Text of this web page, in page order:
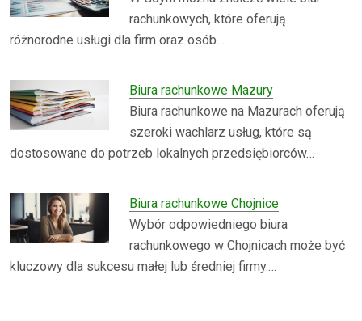
rachunkowych, które oferują
różnorodne usługi dla firm oraz osób…
Biura rachunkowe Mazury
Biura rachunkowe na Mazurach oferują
szeroki wachlarz usług, które są
dostosowane do potrzeb lokalnych przedsiębiorców…
Biura rachunkowe Chojnice
Wybór odpowiedniego biura
rachunkowego w Chojnicach może być
kluczowy dla sukcesu małej lub średniej firmy.…